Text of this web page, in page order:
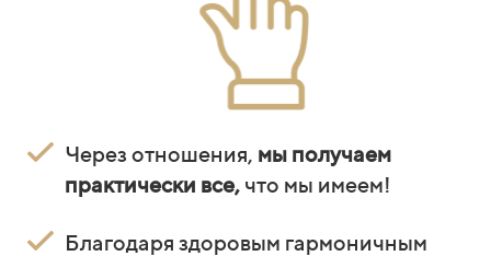
Через отношения, мы получаем
практически все, что мы имеем!
Благодаря здоровым гармоничным